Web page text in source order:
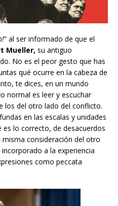
” al ser informado de que el
Mueller, su antiguo
No es el peor gesto que has
qué ocurre en la cabeza de
te dices, en un mundo
normal es leer y escuchar
los del otro lado del conflicto.
en las escalas y unidades
lo correcto, de desacuerdos
consideración del otro
a la experiencia
como peccata